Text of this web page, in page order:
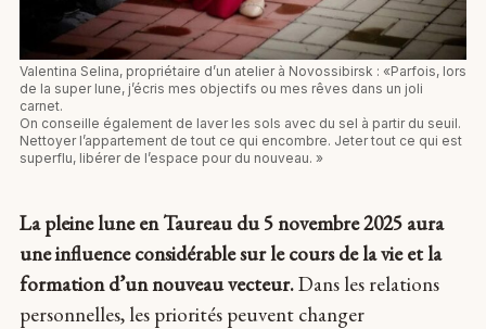
Valentina Selina, propriétaire d’un atelier à Novossibirsk : «Parfois, lors
de la super lune, j’écris mes objectifs ou mes rêves dans un joli
carnet.
On conseille également de laver les sols avec du sel à partir du seuil.
Nettoyer l’appartement de tout ce qui encombre. Jeter tout ce qui est
superflu, libérer de l’espace pour du nouveau. »
La pleine lune en Taureau du 5 novembre 2025 aura
une influence considérable sur le cours de la vie et la
formation d’un nouveau vecteur.Dans les relations
personnelles, les priorités peuvent changer